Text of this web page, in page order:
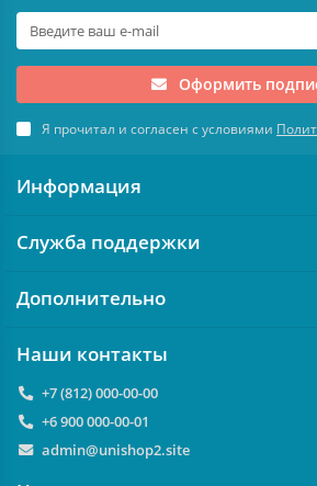
Оформить
Я прочитал и согласен с условиями
Информация
Служба поддержки
Дополнительно
Наши контакты
+7 (812) 000-00-00
+6 900 000-00-01
admin@unishop2.site